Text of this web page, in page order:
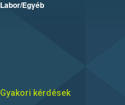
Labor/Egyéb
Gyakori kérdések